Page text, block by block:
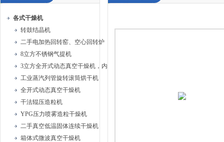
各式干燥机
转鼓结晶机
二手电加热回转窑、空心回转炉
8立方不锈钢气提机
3立方全开式动态真空干燥机，内部耙式搅拌
工业蒸汽列管旋转滚筒烘干机
全开式动态真空干燥机
干法辊压造粒机
YPG压力喷雾造粒干燥机
二手真空低温固体连续干燥机
箱体式微波真空干燥机